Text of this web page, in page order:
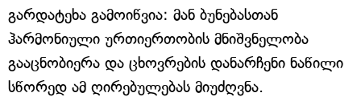
გარდატეხა გამოიწვია: მან ბუნებასთან
ჰარმონიული ურთიერთობის მნიშვნელობა
გააცნობიერა და ცხოვრების დანარჩენი ნაწილი
სწორედ ამ ღირებულებას მიუძღვნა.